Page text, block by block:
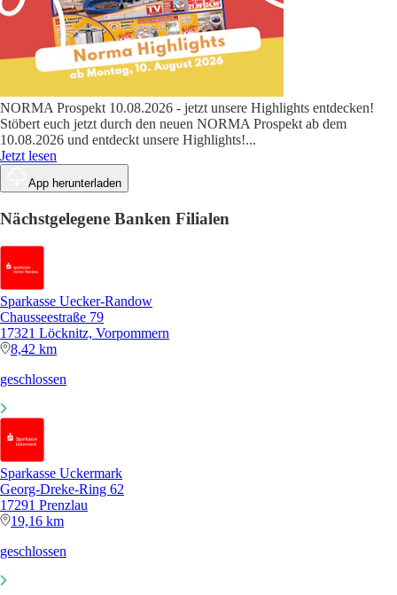
NORMA Prospekt 10.08.2026 - jetzt unsere Highlights entdecken!
Stöbert euch jetzt durch den neuen NORMA Prospekt ab dem
10.08.2026 und entdeckt unsere Highlights!...
Jetzt lesen
App herunterladen
Nächstgelegene Banken Filialen
Sparkasse Uecker-Randow
Chausseestraße 79
17321 Löcknitz, Vorpommern
8,42 km
geschlossen
Sparkasse Uckermark
Georg-Dreke-Ring 62
17291 Prenzlau
19,16 km
geschlossen